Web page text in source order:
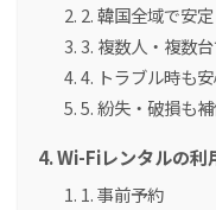
2. 韓国全域で安
3. 複数人・複数
4. トラブル時も
5. 紛失・破損も
Wi-Fiレンタルの利
1. 事前予約